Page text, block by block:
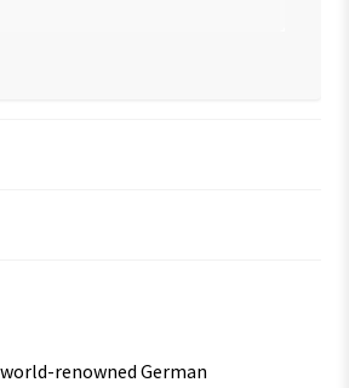
world-renowned German